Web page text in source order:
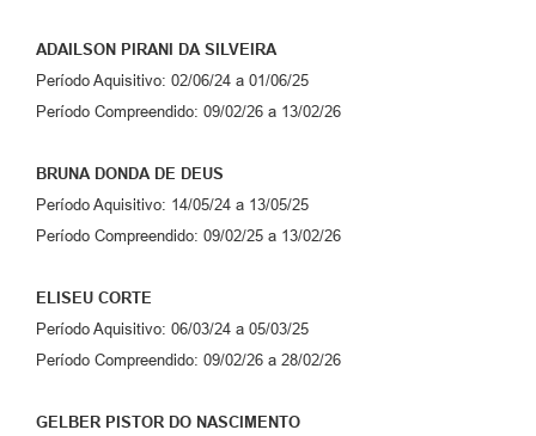
Telefones Úteis
Enquete
Agenda
ADAILSON PIRANI DA SILVEIRA
Período Aquisitivo: 02/06/24 a 01/06/25
Período Compreendido: 09/02/26 a 13/02/26
BRUNA DONDA DE DEUS
Período Aquisitivo: 14/05/24 a 13/05/25
Período Compreendido: 09/02/25 a 13/02/26
ELISEU CORTE
Período Aquisitivo: 06/03/24 a 05/03/25
Período Compreendido: 09/02/26 a 28/02/26
GELBER PISTOR DO NASCIMENTO